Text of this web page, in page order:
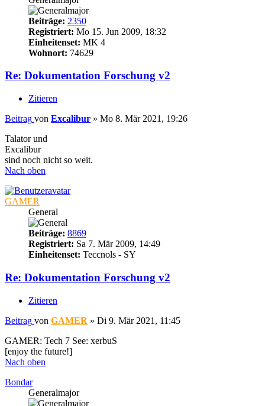
Beiträge: 2350
Registriert: Mo 15. Jun 2009, 18:32
Einheitenset: MK 4
Wohnort: 74629
Re: Dokumentation Forschung v2
Zitieren
Beitrag von Excalibur » Mo 8. Mär 2021, 19:26
Talator und
Excalibur
sind noch nicht so weit.
Nach oben
GAMER
General
Beiträge: 8869
Registriert: Sa 7. Mär 2009, 14:49
Einheitenset: Teccnols - SY
Re: Dokumentation Forschung v2
Zitieren
Beitrag von GAMER » Di 9. Mär 2021, 11:45
GAMER: Tech 7 See: xerbuS
[enjoy the future!]
Nach oben
Bondar
Generalmajor